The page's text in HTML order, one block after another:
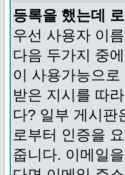
등록을 했는데
우선 사용자 이
다음 두가지 중
이 사용가능으
받은 지시를 따
다? 일부 게시판
로부터 인증을
줍니다. 이메일